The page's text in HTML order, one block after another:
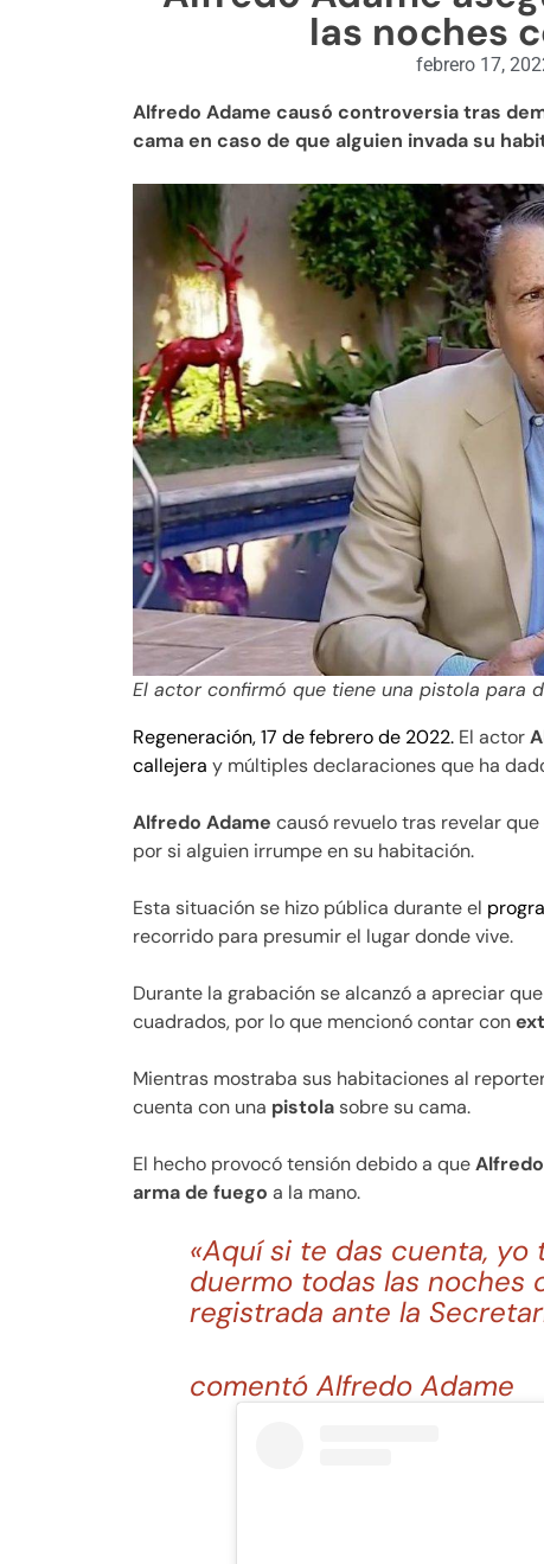
las noches
febrero 17,
Alfredo Adame causó controversia tras
cama en caso de que alguien invada su
El actor confirmó que tiene una pistola para
Regeneración, 17 de febrero de 2022. El actor
callejera y múltiples declaraciones que ha
Alfredo Adame causó revuelo tras revelar
por si alguien irrumpe en su habitación.
Esta situación se hizo pública durante el
recorrido para presumir el lugar donde vive.
Durante la grabación se alcanzó a apreciar
cuadrados, por lo que mencionó contar con
Mientras mostraba sus habitaciones al
cuenta con una pistolasobre su cama.
El hecho provocó tensión debido a que
arma de fuego a la mano.
«Aquí si te das cuenta,
duermo todas las noches
registrada ante la
comentó Alfredo Adame